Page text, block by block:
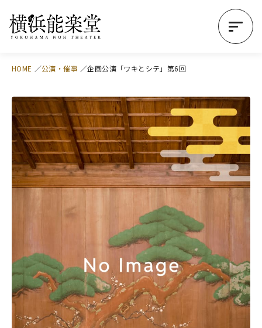
HOME 公演・催事 企画公演「ワキとシテ」第6回